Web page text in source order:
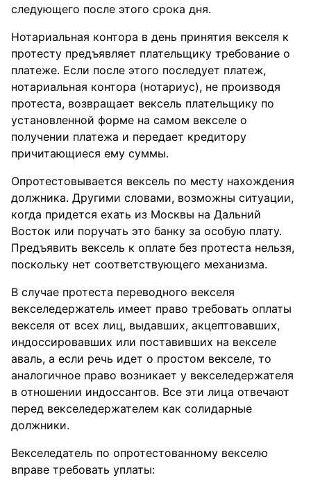
следующего после этого срока дня.
Нотариальная контора в день принятия векселя к
протесту предъявляет плательщику требование о
платеже. Если после этого последует платеж,
нотариальная контора (нотариус), не производя
протеста, возвращает вексель плательщику по
установленной форме на самом векселе о
получении платежа и передает кредитору
причитающиеся ему суммы.
Опротестовывается вексель по месту нахождения
должника. Другими словами, возможны ситуации,
когда придется ехать из Москвы на Дальний
Восток или поручать это банку за особую плату.
Предъявить вексель к оплате без протеста нельзя,
поскольку нет соответствующего механизма.
В случае протеста переводного векселя
векселедержатель имеет право требовать оплаты
векселя от всех лиц, выдавших, акцептовавших,
индоссировавших или поставивших на векселе
аваль, а если речь идет о простом векселе, то
аналогичное право возникает у векселедержателя
в отношении индоссантов. Все эти лица отвечают
перед векселедержателем как солидарные
должники.
Векселедатель по опротестованному векселю
вправе требовать уплаты: